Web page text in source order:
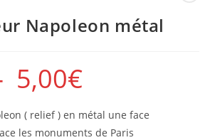
Napoleon métal
5,00€
( relief ) en métal une face
les monuments de Paris